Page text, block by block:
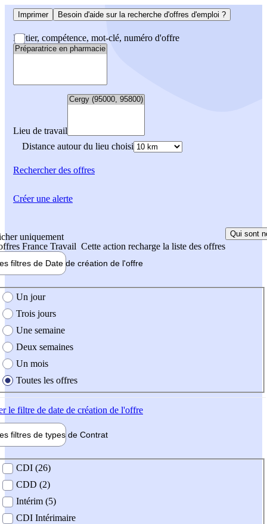
Imprimer Besoin d'aide sur la recherche d'offres d'emploi ?
Métier, compétence, mot-clé, numéro d'offre
Lieu de travail
Distance autour du lieu choisi
Rechercherdes offres
uniquement
France Travail Cette action recharge la liste des offres
Qui sont
filtres de Date de création de l'offre
création de l'offre
Un jour
Trois jours
Une semaine
Deux semaines
Un mois
Toutes les offres
le filtre de date de création de l'offre
filtres de types de Contrat
contrat
CDI (26)
CDD (2)
Intérim (5)
CDI Intérimaire
Créer une alerte